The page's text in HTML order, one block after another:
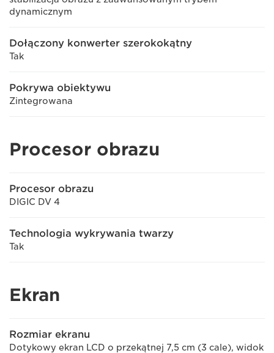
dynamicznym
Dołączony konwerter szerokokątny
Tak
Pokrywa obiektywu
Zintegrowana
Procesor obrazu
Procesor obrazu
DIGIC DV 4
Technologia wykrywania twarzy
Tak
Ekran
Rozmiar ekranu
Dotykowy ekran LCD o przekątnej 7,5 cm (3 cale), widok